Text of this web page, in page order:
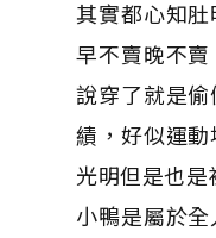
其實都心知
早不賣晚不賣
說穿了就是
績，好似運
光明但是也
小鴨是屬於